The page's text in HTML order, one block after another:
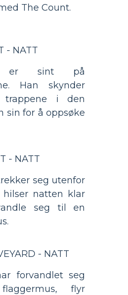
The Count.
- NATT
er sint på
Han skynder
trappene i den
sin for å oppsøke
- NATT
seg utenfor
hilser natten klar
seg til en
- NATT
forvandlet seg
flyr